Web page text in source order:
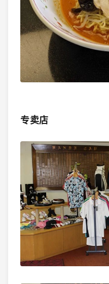
专卖店